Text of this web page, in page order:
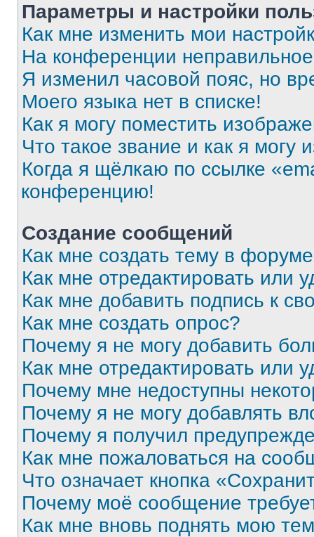
Параметры и настройки
Как мне изменить мои
На конференции
Я изменил часовой пояс, но
Моего языка нет в списке!
Как я могу поместить
Что такое звание и как я могу
Когда я щёлкаю по ссылке
конференцию!
Создание сообщений
Как мне создать тему в
Как мне отредактировать или
Как мне добавить подпись к
Как мне создать опрос?
Почему я не могу добавить
Как мне отредактировать или
Почему мне недоступны
Почему я не могу добавлять
Почему я получил
Как мне пожаловаться на
Что означает кнопка
Почему моё сообщение
Как мне вновь поднять мою